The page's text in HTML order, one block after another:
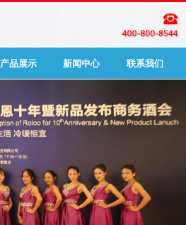
产品展示 新闻中心 联系我们